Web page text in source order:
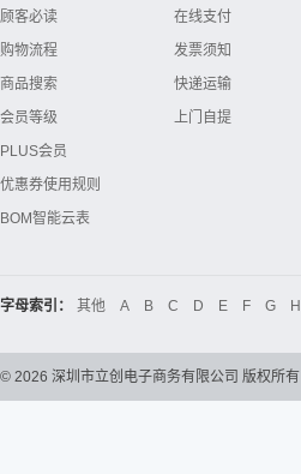
顾客必读
购物流程
商品搜索
会员等级
PLUS会员
优惠券使用规则
BOM智能云表
在线支付
发票须知
快递运输
上门自提
字母索引： 其他 A B C D E F G H
© 2026 深圳市立创电子商务有限公司 版权所有